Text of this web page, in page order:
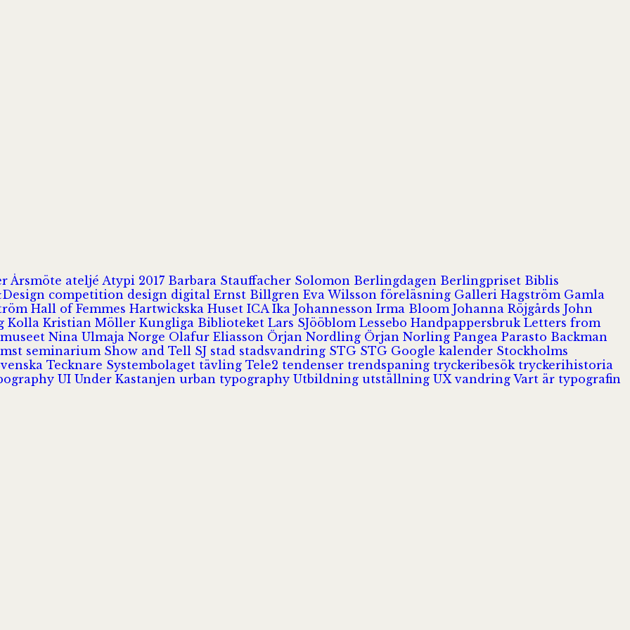
Årsmöte ateljé Atypi 2017 Barbara Stauffacher Solomon Berlingdagen Berlingpriset Biblis
competition design digital Ernst Billgren Eva Wilsson föreläsning Galleri Hagström Gamla
Hall of Femmes Hartwickska Huset ICA Ika Johannesson Irma Bloom Johanna Röjgårds John
Kolla Kristian Möller Kungliga Biblioteket Lars SJööblom Lessebo Handpappersbruk Letters from
Nina Ulmaja Norge Olafur Eliasson Örjan Nordling Örjan Norling Pangea Parasto Backman
seminarium Show and Tell SJ stad stadsvandring STG STG Google kalender Stockholms
Tecknare Systembolaget tävling Tele2 tendenser trendspaning tryckeribesök tryckerihistoria
UI Under Kastanjen urban typography Utbildning utställning UXvandring Vart är typografin